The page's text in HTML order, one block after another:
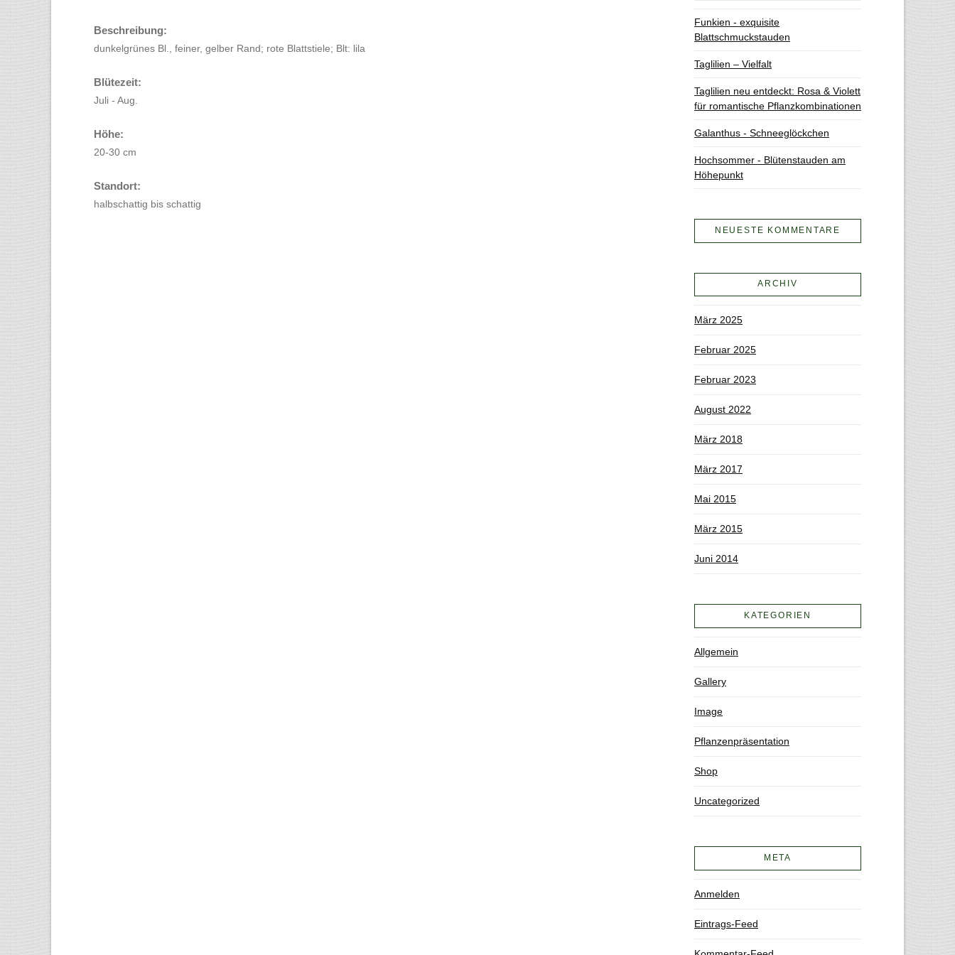
Beschreibung:
dunkelgrünes Bl., feiner, gelber Rand; rote Blattstiele; Blt: lila
Blütezeit:
Juli - Aug.
Höhe:
20-30 cm
Standort:
halbschattig bis schattig
Funkien - exquisite
Blattschmuckstauden
Taglilien – Vielfalt
Taglilien neu entdeckt: Rosa & Violett
für romantische Pflanzkombinationen
Galanthus - Schneeglöckchen
Hochsommer - Blütenstauden am
Höhepunkt
NEUESTE KOMMENTARE
ARCHIV
März 2025
Februar 2025
Februar 2023
August 2022
März 2018
März 2017
Mai 2015
März 2015
Juni 2014
KATEGORIEN
Allgemein
Gallery
Image
Pflanzenpräsentation
Shop
Uncategorized
META
Anmelden
Eintrags-Feed